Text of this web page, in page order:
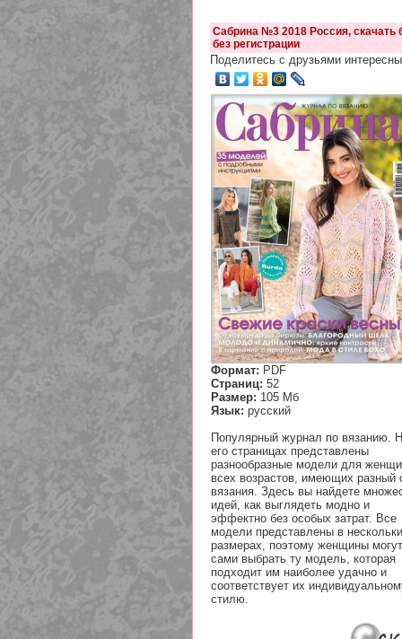
Сабрина №3 2018 Россия, скачать
без регистрации
Поделитесь с друзьями
Формат: PDF
Страниц: 52
Размер: 105 Мб
Язык: русский
Популярный журнал по вязанию.
его страницах представлены
разнообразные модели для
всех возрастов, имеющих разный
вязания. Здесь вы найдете
идей, как выглядеть модно и
эффектно без особых затрат. Все
модели представлены в
размерах, поэтому женщины могут
сами выбрать ту модель, которая
подходит им наиболее удачно и
соответствует их
стилю.